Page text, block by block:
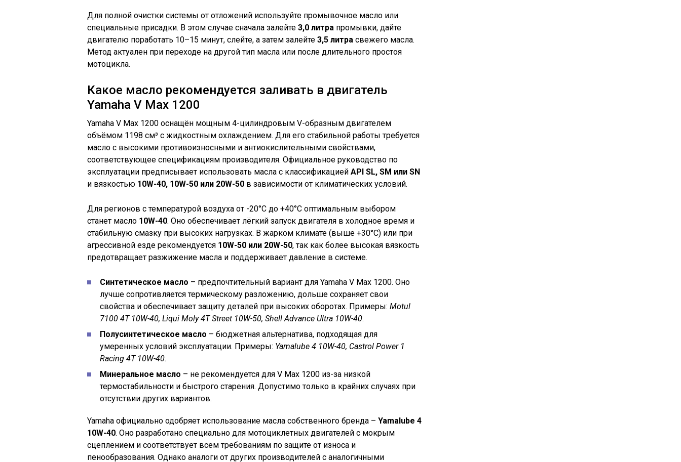
Для полной очистки системы от отложений используйте промывочное масло или
специальные присадки. В этом случае сначала залейте 3,0 литра промывки, дайте
двигателю поработать 10–15 минут, слейте, а затем залейте 3,5 литра свежего масла.
Метод актуален при переходе на другой тип масла или после длительного простоя
мотоцикла.
Какое масло рекомендуется заливать в двигатель
Yamaha V Max 1200
Yamaha V Max 1200 оснащён мощным 4-цилиндровым V-образным двигателем
объёмом 1198 см³ с жидкостным охлаждением. Для его стабильной работы требуется
масло с высокими противоизносными и антиокислительными свойствами,
соответствующее спецификациям производителя. Официальное руководство по
эксплуатации предписывает использовать масла с классификацией API SL, SM или SN
и вязкостью 10W-40, 10W-50 или 20W-50 в зависимости от климатических условий.
Для регионов с температурой воздуха от -20°C до +40°C оптимальным выбором
станет масло 10W-40. Оно обеспечивает лёгкий запуск двигателя в холодное время и
стабильную смазку при высоких нагрузках. В жарком климате (выше +30°C) или при
агрессивной езде рекомендуется 10W-50 или 20W-50, так как более высокая вязкость
предотвращает разжижение масла и поддерживает давление в системе.
Синтетическое масло – предпочтительный вариант для Yamaha V Max 1200. Оно
лучше сопротивляется термическому разложению, дольше сохраняет свои
свойства и обеспечивает защиту деталей при высоких оборотах. Примеры: Motul
7100 4T 10W-40, Liqui Moly 4T Street 10W-50, Shell Advance Ultra 10W-40.
Полусинтетическое масло – бюджетная альтернатива, подходящая для
умеренных условий эксплуатации. Примеры: Yamalube 4 10W-40, Castrol Power 1
Racing 4T 10W-40.
Минеральное масло – не рекомендуется для V Max 1200 из-за низкой
термостабильности и быстрого старения. Допустимо только в крайних случаях при
отсутствии других вариантов.
Yamaha официально одобряет использование масла собственного бренда – Yamalube 4
10W-40. Оно разработано специально для мотоциклетных двигателей с мокрым
сцеплением и соответствует всем требованиям по защите от износа и
пенообразования. Однако аналоги от других производителей с аналогичными